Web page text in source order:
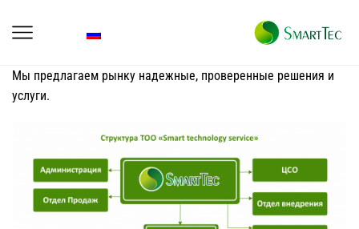
Мы предлагаем рынку надежные, проверенные решения и
услуги.